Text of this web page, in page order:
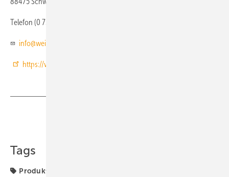
Telefon (0 73 53) 8 30
info@weishaupt.de
https://www.weishaupt.de/
Tags
Produkte